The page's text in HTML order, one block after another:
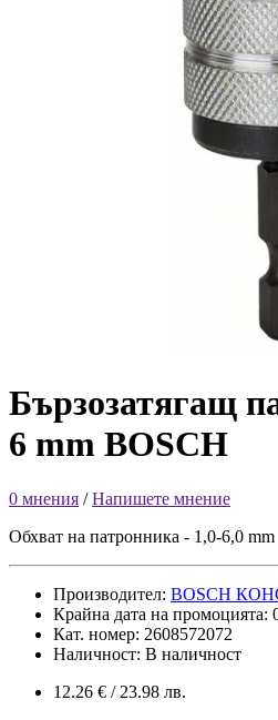
Бързозатягащ
6 mm BOSCH
0 мнения /Напишете мнение
Обхват на патронника - 1,0-6,0 mm
Производител: BOSCH
Крайна дата на промоцията:
Кат. номер: 2608572072
Наличност: В наличност
12.26 € / 23.98 лв.